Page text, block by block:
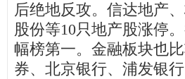
后绝地反攻。信达地产
股份等10只地产股涨停
幅榜第一。金融板块也
券、北京银行、浦发银